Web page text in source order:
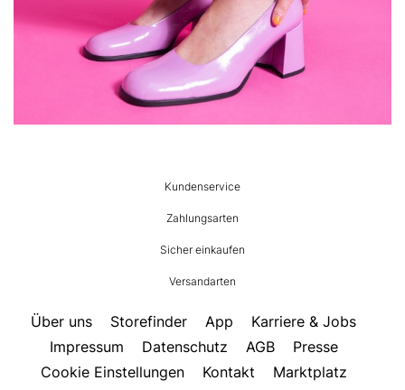
Kundenservice
Zahlungsarten
Sicher einkaufen
Versandarten
Über uns Storefinder App
Karriere & Jobs
Impressum
Datenschutz AGB
Presse
Cookie Einstellungen
Kontakt Marktplatz